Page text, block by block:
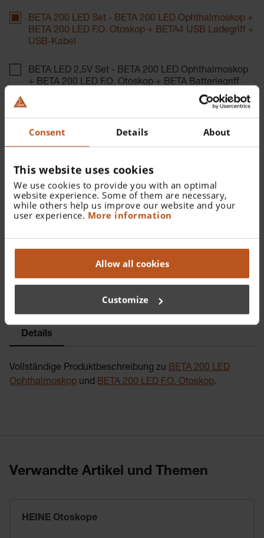
Consent Details About
This website uses cookies
We use cookies to provide you with an optimal
website experience. Some of them are necessary,
while others help us improve our website and your
user experience. More information
Allow all cookies
Customize
BETA 200 LED Set - BETA 200 LED Ophthalmoskop +
BETA 200 LED F.O. Otoskop + BETA4 USB Ladegriff +
USB-Kabel
BETA LED 2,5V Set - BETA 200 LED Ophthalmoskop
+ BETA 200 LED F.O. Otoskop + BETA Batteriegriff
Katalognummer:
Finden Sie einen Fachhändler
Weitere Details
BETA 200 LED Ophthalmoskop, BETA 200 LED F.O.
Hartschalenetui, BETA4 USB wiederaufladbarer Griff mit
USB Kabel und Steckernetzteil.
Details
Vollständige Produktbeschreibung zu BETA 200 LED
Ophthalmoskop und BETA 200 LED F.O. Otoskop.
Verwandte Artikel und Themen
HEINE Otoskope